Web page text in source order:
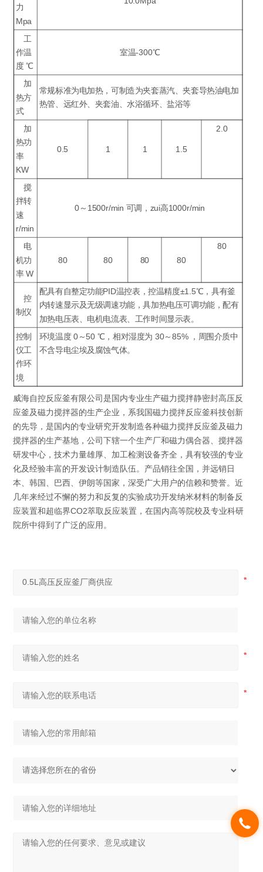
力
Mpa
工
作温
度 ℃
室温-300℃
加
热方
式
常规标准为电加热，可制造为夹套蒸汽、夹套导热油电加
热管、远红外、夹套油、水浴循环、盐浴等
加
热功
率
KW
0.5 1 1 1.5
2.0
搅
拌转
速
r/min
0～1500r/min 可调，zui高1000r/min
电
机功
率 W
80 80 80 80
80
控
制仪
配具有自整定功能PID温控表，控温精度±1.5℃，具有釜
内转速显示及无级调速功能，具加热电压可调功能，配有
加热电压表、电机电流表、工作时间显示表。
控制
仪工
作环
境
环境温度 0～50 ℃，相对湿度为 30～85% ，周围介质中
不含导电尘埃及腐蚀气体。
威海自控反应釜有限公司是国内专业生产磁力搅拌静密封高压反
应釜及磁力搅拌器的生产企业，系我国磁力搅拌反应釜科技创新
的先导，是国内的专业研究开发制造各种磁力搅拌反应釜及磁力
搅拌器的生产基地，公司下辖一个生产厂和磁力偶合器、搅拌器
研发中心，技术力量雄厚、加工检测设备齐全，具有较强的专业
化及经验丰富的开发设计制造队伍。产品销往全国，并远销日
本、韩国、巴西、伊朗等国家，深受广大用户的信赖和赞誉。近
几年来经过不懈的努力和反复的实验成功开发纳米材料的制备反
应装置和超临界CO2萃取反应装置，在国内高等院校及专业科研
院所中得到了广泛的应用。